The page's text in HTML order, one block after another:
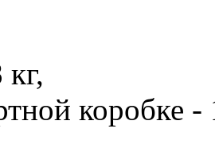
коробке